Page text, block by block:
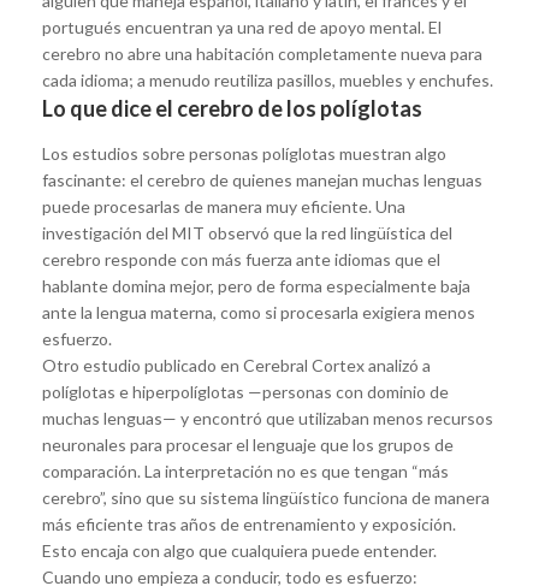
portugués encuentran ya una red de apoyo mental. El
cerebro no abre una habitación completamente nueva para
cada idioma; a menudo reutiliza pasillos, muebles y enchufes.
Lo que dice el cerebro de los políglotas
Los estudios sobre personas políglotas muestran algo
fascinante: el cerebro de quienes manejan muchas lenguas
puede procesarlas de manera muy eficiente. Una
investigación del MIT observó que la red lingüística del
cerebro responde con más fuerza ante idiomas que el
hablante domina mejor, pero de forma especialmente baja
ante la lengua materna, como si procesarla exigiera menos
esfuerzo.
Otro estudio publicado en Cerebral Cortex analizó a
políglotas e hiperpolíglotas —personas con dominio de
muchas lenguas— y encontró que utilizaban menos recursos
neuronales para procesar el lenguaje que los grupos de
comparación. La interpretación no es que tengan “más
cerebro”, sino que su sistema lingüístico funciona de manera
más eficiente tras años de entrenamiento y exposición.
Esto encaja con algo que cualquiera puede entender.
Cuando uno empieza a conducir, todo es esfuerzo: